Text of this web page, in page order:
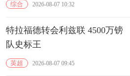
综合 2026-08-07 10:32
特拉福德转会利兹联 4500万镑
队史标王
英超 2026-08-07 09:45